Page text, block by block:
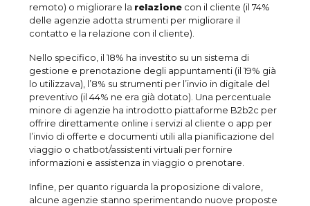
remoto) o migliorare la relazione con il cliente (il 74%
delle agenzie adotta strumenti per migliorare il
contatto e la relazione con il cliente).
Nello specifico, il 18% ha investito su un sistema di
gestione e prenotazione degli appuntamenti (il 19% già
lo utilizzava), l’8% su strumenti per l’invio in digitale del
preventivo (il 44% ne era già dotato). Una percentuale
minore di agenzie ha introdotto piattaforme B2b2c per
offrire direttamente online i servizi al cliente o app per
l’invio di offerte e documenti utili alla pianificazione del
viaggio o chatbot/assistenti virtuali per fornire
informazioni e assistenza in viaggio o prenotare.
Infine, per quanto riguarda la proposizione di valore,
alcune agenzie stanno sperimentando nuove proposte